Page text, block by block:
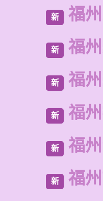
新 福
新 福
新 福
新 福
新 福
新 福